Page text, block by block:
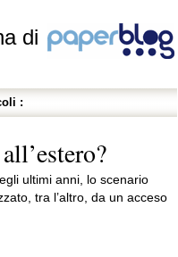
di
:
ultimi anni, lo scenario
tra l’altro, da un acceso